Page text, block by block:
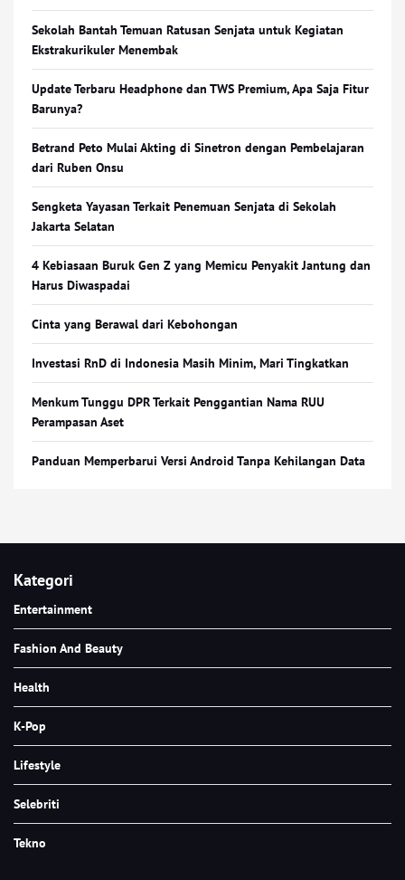
Sekolah Bantah Temuan Ratusan Senjata untuk Kegiatan
Ekstrakurikuler Menembak
Update Terbaru Headphone dan TWS Premium, Apa Saja Fitur
Barunya?
Betrand Peto Mulai Akting di Sinetron dengan Pembelajaran
dari Ruben Onsu
Sengketa Yayasan Terkait Penemuan Senjata di Sekolah
Jakarta Selatan
4 Kebiasaan Buruk Gen Z yang Memicu Penyakit Jantung dan
Harus Diwaspadai
Cinta yang Berawal dari Kebohongan
Investasi RnD di Indonesia Masih Minim, Mari Tingkatkan
Menkum Tunggu DPR Terkait Penggantian Nama RUU
Perampasan Aset
Panduan Memperbarui Versi Android Tanpa Kehilangan Data
Kategori
Entertainment
Fashion And Beauty
Health
K-Pop
Lifestyle
Selebriti
Tekno